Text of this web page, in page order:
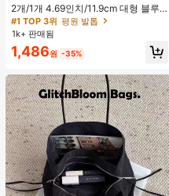
2개/1개 4.69인치/11.9cm 대형 블루
& 화이트 1피스 플라스틱 헤어 클로
클립, 데일리 웨어, 캐주얼, 파티, 출퇴
근, 휴가, 헤어스타일링, 메이크업, 의
상 매칭 비치 헤어 클립 바캉스 헤어
클러치에 적합한 세련되고 다재다능
하며 우아하고 미니멀한 단색 헤어 액
세서리
#1 TOP 3위 평원 발톱
1k+ 판매됨
1,486원 -35%